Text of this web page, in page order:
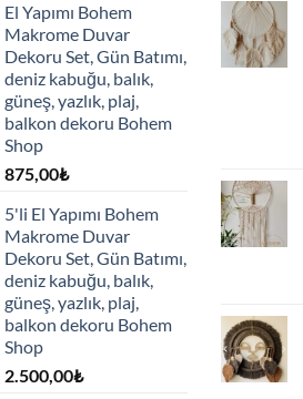
El Yapımı Bohem
Makrome Duvar
Dekoru Set, Gün Batımı,
deniz kabuğu, balık,
güneş, yazlık, plaj,
balkon dekoru Bohem
Shop
875,00₺
5'li El Yapımı Bohem
Makrome Duvar
Dekoru Set, Gün Batımı,
deniz kabuğu, balık,
güneş, yazlık, plaj,
balkon dekoru Bohem
Shop
2.500,00₺